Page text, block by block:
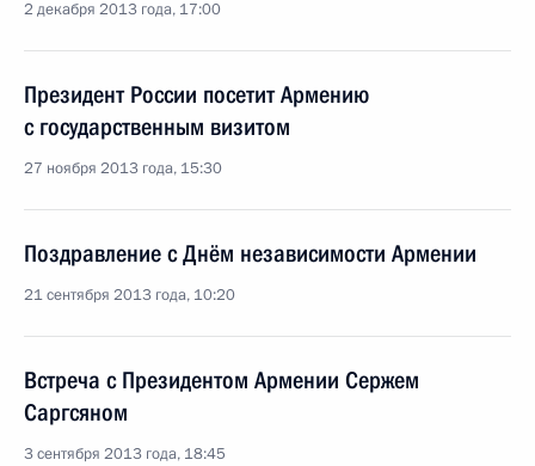
2 декабря 2013 года, 17:00
Президент России посетит Армению
с государственным визитом
27 ноября 2013 года, 15:30
Поздравление с Днём независимости Армении
21 сентября 2013 года, 10:20
Встреча с Президентом Армении Сержем
Саргсяном
3 сентября 2013 года, 18:45